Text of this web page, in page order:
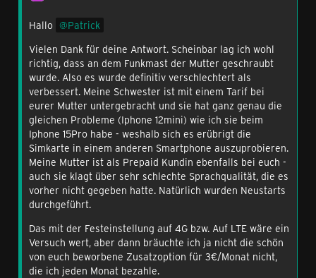
Hallo
Patrick
Vielen Dank für deine Antwort. Scheinbar lag ich wohl
richtig, dass an dem Funkmast der Mutter geschraubt
wurde. Also es wurde definitiv verschlechtert als
verbessert. Meine Schwester ist mit einem Tarif bei
eurer Mutter untergebracht und sie hat ganz genau die
gleichen Probleme (Iphone 12mini) wie ich sie beim
Iphone 15Pro habe - weshalb sich es erübrigt die
Simkarte in einem anderen Smartphone auszuprobieren.
Meine Mutter ist als Prepaid Kundin ebenfalls bei euch -
auch sie klagt über sehr schlechte Sprachqualität, die es
vorher nicht gegeben hatte. Natürlich wurden Neustarts
durchgeführt.
Das mit der Festeinstellung auf 4G bzw. Auf LTE wäre ein
Versuch wert, aber dann bräuchte ich ja nicht die schön
von euch beworbene Zusatzoption für 3€/Monat nicht,
die ich jeden Monat bezahle.